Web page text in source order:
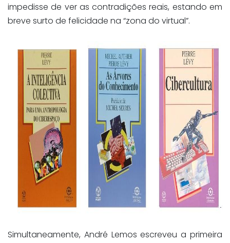
impedisse de ver as contradições reais, estando em
breve surto de felicidade na “zona do virtual”.
Simultaneamente, André Lemos escreveu a primeira